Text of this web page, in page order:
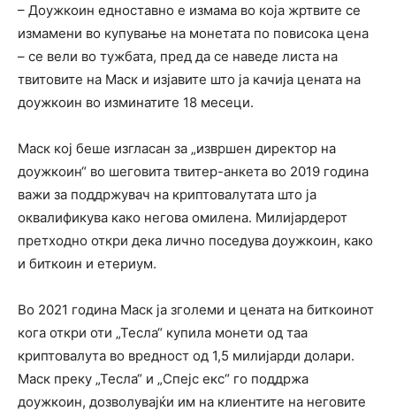
– Доужкоин едноставно е измама во која жртвите се
измамени во купување на монетата по повисока цена
– се вели во тужбата, пред да се наведе листа на
твитовите на Маск и изјавите што ја качија цената на
доужкоин во изминатите 18 месеци.
Маск кој беше изгласан за „извршен директор на
доужкоин“ во шеговита твитер-анкета во 2019 година
важи за поддржувач на криптовалутата што ја
оквалификува како негова омилена. Милијардерот
претходно откри дека лично поседува доужкоин, како
и биткоин и етериум.
Во 2021 година Маск ја зголеми и цената на биткоинот
кога откри оти „Тесла“ купила монети од таа
криптовалута во вредност од 1,5 милијарди долари.
Маск преку „Тесла“ и „Спејс екс“ го поддржа
доужкоин, дозволувајќи им на клиентите на неговите